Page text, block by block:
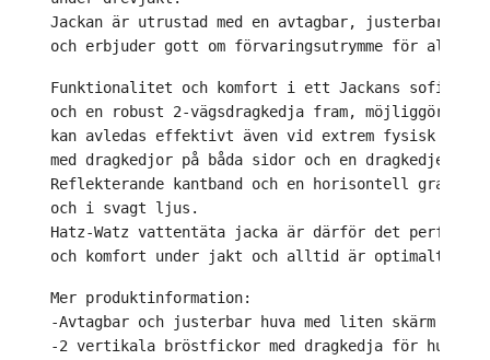
Jackan är utrustad med en avtagbar, justerbar
och erbjuder gott om förvaringsutrymme för all
Funktionalitet och komfort i ett Jackans
och en robust 2-vägsdragkedja fram,
kan avledas effektivt även vid extrem fysisk
med dragkedjor på båda sidor och en
Reflekterande kantband och en horisontell
och i svagt ljus.
Hatz-Watz vattentäta jacka är därför det
och komfort under jakt och alltid är optimalt
Mer produktinformation:
-Avtagbar och justerbar huva med liten skärm
-2 vertikala bröstfickor med dragkedja för